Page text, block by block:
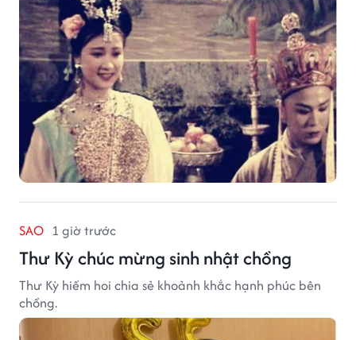
SAO 1 giờ trước
Thư Kỳ chúc mừng sinh nhật chồng
Thư Kỳ hiếm hoi chia sẻ khoảnh khắc hạnh phúc bên
chồng.